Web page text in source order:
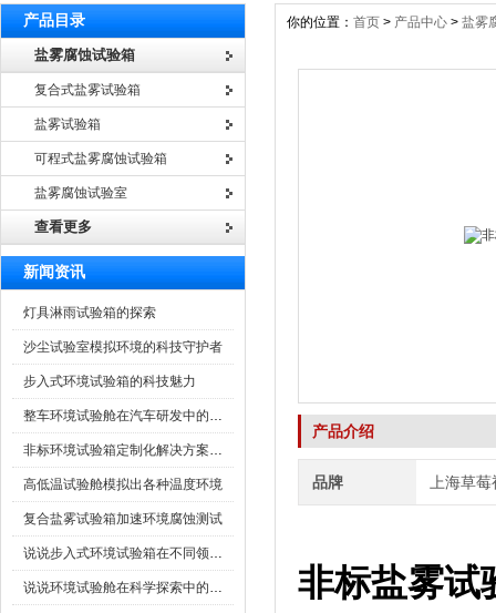
产品目录
盐雾腐蚀试验箱
复合式盐雾试验箱
盐雾试验箱
可程式盐雾腐蚀试验箱
盐雾腐蚀试验室
查看更多
新闻资讯
灯具淋雨试验箱的探索
沙尘试验室模拟环境的科技守护者
步入式环境试验箱的科技魅力
整车环境试验舱在汽车研发中的作用
非标环境试验箱定制化解决方案在可靠性测试中的重要性
高低温试验舱模拟出各种温度环境
复合盐雾试验箱加速环境腐蚀测试
说说步入式环境试验箱在不同领域的应用
说说环境试验舱在科学探索中的作用
你的位置： 首页 > 产品中心 > 盐雾
产品介绍
品牌 上海草
非标盐雾试